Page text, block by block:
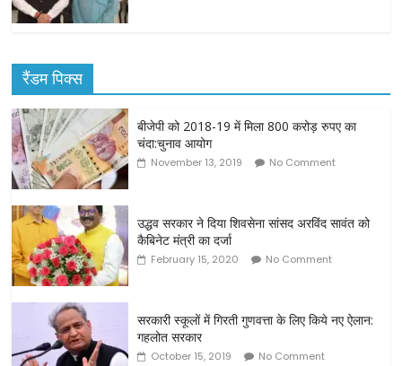
रैंडम पिक्स
बीजेपी को 2018-19 में मिला 800 करोड़ रुपए का
चंदा:चुनाव आयोग
November 13, 2019 No Comment
उद्धव सरकार ने दिया शिवसेना सांसद अरविंद सावंत को
कैबिनेट मंत्री का दर्जा
February 15, 2020 No Comment
सरकारी स्कूलों में गिरती गुणवत्ता के लिए किये नए ऐलान:
गहलोत सरकार
October 15, 2019 No Comment